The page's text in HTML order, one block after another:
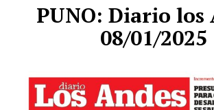
PUNO: Diario los
08/01/2025